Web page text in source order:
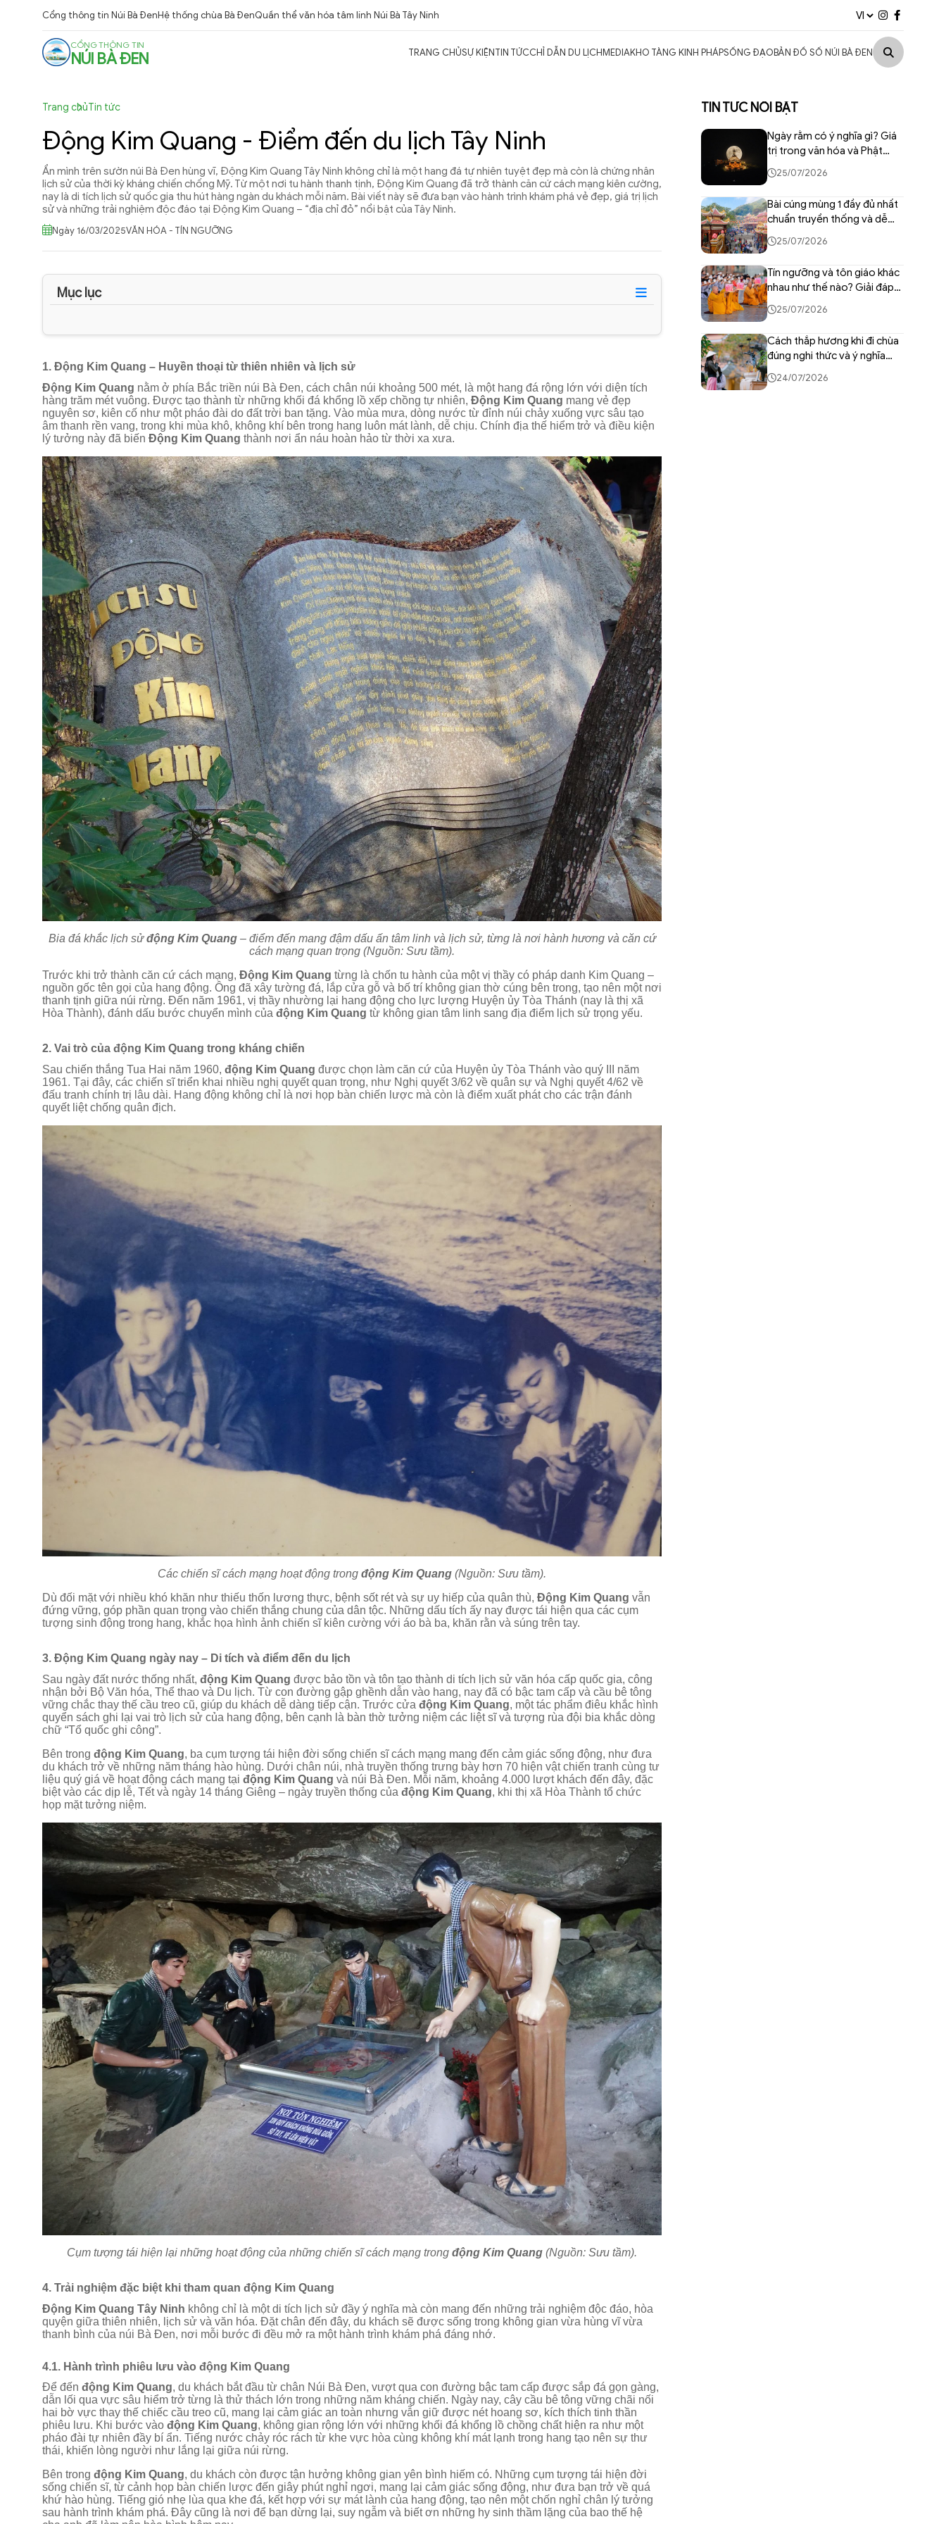
Cổng thông tin Núi Bà ĐenHệ thống chùa Bà ĐenQuần thể văn hóa tâm linh Núi Bà Tây Ninh
CỔNG THÔNG TIN
NÚI BÀ ĐEN TRANG CHỦSỰ KIỆNTIN TỨCCHỈ DẪN DU LỊCHMEDIAKHO TÀNG KINH PHÁPSỐNG ĐẠOBẢN ĐỒ SỐ NÚI BÀ ĐEN
Trang chủTin tức
Động Kim Quang - Điểm đến du lịch Tây Ninh
Ẩn mình trên sườn núi Bà Đen hùng vĩ, Động Kim Quang Tây Ninh không chỉ là một hang đá tự nhiên tuyệt đẹp mà còn là chứng nhân
lịch sử của thời kỳ kháng chiến chống Mỹ. Từ một nơi tu hành thanh tịnh, Động Kim Quang đã trở thành căn cứ cách mạng kiên cường,
nay là di tích lịch sử quốc gia thu hút hàng ngàn du khách mỗi năm. Bài viết này sẽ đưa bạn vào hành trình khám phá vẻ đẹp, giá trị lịch
sử và những trải nghiệm độc đáo tại Động Kim Quang – “địa chỉ đỏ” nổi bật của Tây Ninh.
Ngày 16/03/2025VĂN HÓA - TÍN NGƯỠNG
Mục lục
1. Động Kim Quang – Huyền thoại từ thiên nhiên và lịch sử
Động Kim Quang nằm ở phía Bắc triền núi Bà Đen, cách chân núi khoảng 500 mét, là một hang đá rộng lớn với diện tích
hàng trăm mét vuông. Được tạo thành từ những khối đá khổng lồ xếp chồng tự nhiên, Động Kim Quang mang vẻ đẹp
nguyên sơ, kiên cố như một pháo đài do đất trời ban tặng. Vào mùa mưa, dòng nước từ đỉnh núi chảy xuống vực sâu tạo
âm thanh rền vang, trong khi mùa khô, không khí bên trong hang luôn mát lành, dễ chịu. Chính địa thế hiểm trở và điều kiện
lý tưởng này đã biến Động Kim Quang thành nơi ẩn náu hoàn hảo từ thời xa xưa.
Bia đá khắc lịch sửđộng Kim Quang– điểm đến mang đậm dấu ấn tâm linh và lịch sử, từng là nơi hành hương và căn cứ
cách mạng quan trọng (Nguồn: Sưu tầm).
Trước khi trở thành căn cứ cách mạng, Động Kim Quang từng là chốn tu hành của một vị thầy có pháp danh Kim Quang –
nguồn gốc tên gọi của hang động. Ông đã xây tường đá, lắp cửa gỗ và bố trí không gian thờ cúng bên trong, tạo nên một nơi
thanh tịnh giữa núi rừng. Đến năm 1961, vị thầy nhường lại hang động cho lực lượng Huyện ủy Tòa Thánh (nay là thị xã
Hòa Thành), đánh dấu bước chuyển mình của động Kim Quang từ không gian tâm linh sang địa điểm lịch sử trọng yếu.
2. Vai trò của động Kim Quang trong kháng chiến
Sau chiến thắng Tua Hai năm 1960, động Kim Quang được chọn làm căn cứ của Huyện ủy Tòa Thánh vào quý III năm
1961. Tại đây, các chiến sĩ triển khai nhiều nghị quyết quan trọng, như Nghị quyết 3/62 về quân sự và Nghị quyết 4/62 về
đấu tranh chính trị lâu dài. Hang động không chỉ là nơi họp bàn chiến lược mà còn là điểm xuất phát cho các trận đánh
quyết liệt chống quân địch.
Các chiến sĩ cách mạng hoạt động trong động Kim Quang (Nguồn: Sưu tầm).
Dù đối mặt với nhiều khó khăn như thiếu thốn lương thực, bệnh sốt rét và sự uy hiếp của quân thù, Động Kim Quang vẫn
đứng vững, góp phần quan trọng vào chiến thắng chung của dân tộc. Những dấu tích ấy nay được tái hiện qua các cụm
tượng sinh động trong hang, khắc họa hình ảnh chiến sĩ kiên cường với áo bà ba, khăn rằn và súng trên tay.
3. Động Kim Quang ngày nay – Di tích và điểm đến du lịch
Sau ngày đất nước thống nhất, động Kim Quang được bảo tồn và tôn tạo thành di tích lịch sử văn hóa cấp quốc gia, công
nhận bởi Bộ Văn hóa, Thể thao và Du lịch. Từ con đường gập ghềnh dẫn vào hang, nay đã có bậc tam cấp và cầu bê tông
vững chắc thay thế cầu treo cũ, giúp du khách dễ dàng tiếp cận. Trước cửa động Kim Quang, một tác phẩm điêu khắc hình
quyển sách ghi lại vai trò lịch sử của hang động, bên cạnh là bàn thờ tưởng niệm các liệt sĩ và tượng rùa đội bia khắc dòng
chữ “Tổ quốc ghi công”.
Bên trong động Kim Quang, ba cụm tượng tái hiện đời sống chiến sĩ cách mạng mang đến cảm giác sống động, như đưa
du khách trở về những năm tháng hào hùng. Dưới chân núi, nhà truyền thống trưng bày hơn 70 hiện vật chiến tranh cùng tư
liệu quý giá về hoạt động cách mạng tại động Kim Quang và núi Bà Đen. Mỗi năm, khoảng 4.000 lượt khách đến đây, đặc
biệt vào các dịp lễ, Tết và ngày 14 tháng Giêng – ngày truyền thống của động Kim Quang, khi thị xã Hòa Thành tổ chức
họp mặt tưởng niệm.
Cụm tượng tái hiện lại những hoạt động của những chiến sĩ cách mạng trong động Kim Quang (Nguồn: Sưu tầm).
4. Trải nghiệm đặc biệt khi tham quan động Kim Quang
Động Kim Quang Tây Ninh không chỉ là một di tích lịch sử đầy ý nghĩa mà còn mang đến những trải nghiệm độc đáo, hòa
quyện giữa thiên nhiên, lịch sử và văn hóa. Đặt chân đến đây, du khách sẽ được sống trong không gian vừa hùng vĩ vừa
thanh bình của núi Bà Đen, nơi mỗi bước đi đều mở ra một hành trình khám phá đáng nhớ.
4.1. Hành trình phiêu lưu vào động Kim Quang
Để đến động Kim Quang, du khách bắt đầu từ chân Núi Bà Đen, vượt qua con đường bậc tam cấp được sắp đá gọn gàng,
dẫn lối qua vực sâu hiểm trở từng là thử thách lớn trong những năm kháng chiến. Ngày nay, cây cầu bê tông vững chãi nối
hai bờ vực thay thế chiếc cầu treo cũ, mang lại cảm giác an toàn nhưng vẫn giữ được nét hoang sơ, kích thích tinh thần
phiêu lưu. Khi bước vào động Kim Quang, không gian rộng lớn với những khối đá khổng lồ chồng chất hiện ra như một
pháo đài tự nhiên đầy bí ẩn. Tiếng nước chảy róc rách từ khe vực hòa cùng không khí mát lạnh trong hang tạo nên sự thư
thái, khiến lòng người như lắng lại giữa núi rừng.
Bên trong động Kim Quang, du khách còn được tận hưởng không gian yên bình hiếm có. Những cụm tượng tái hiện đời
sống chiến sĩ, từ cảnh họp bàn chiến lược đến giây phút nghỉ ngơi, mang lại cảm giác sống động, như đưa bạn trở về quá
khứ hào hùng. Tiếng gió nhẹ lùa qua khe đá, kết hợp với sự mát lành của hang động, tạo nên một chốn nghỉ chân lý tưởng
sau hành trình khám phá. Đây cũng là nơi để bạn dừng lại, suy ngẫm và biết ơn những hy sinh thầm lặng của bao thế hệ
TIN TỨC NỔI BẬT
Ngày rằm có ý nghĩa gì? Giá
trị trong văn hóa và Phật
giáo Việt
25/07/2026
Bài cúng mùng 1 đầy đủ nhất
chuẩn truyền thống và dễ
thực hiện
25/07/2026
Tín ngưỡng và tôn giáo khác
nhau như thế nào? Giải đáp
chi tiết
25/07/2026
Cách thắp hương khi đi chùa
đúng nghi thức và ý nghĩa
tâm linh
24/07/2026